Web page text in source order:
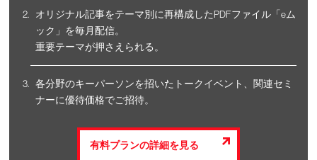
オリジナル記事をテーマ別に再構成したPDFファイル「eム
ック」を毎月配信。
重要テーマが押さえられる。
各分野のキーパーソンを招いたトークイベント、関連セミ
ナーに優待価格でご招待。
有料プランの詳細を見る